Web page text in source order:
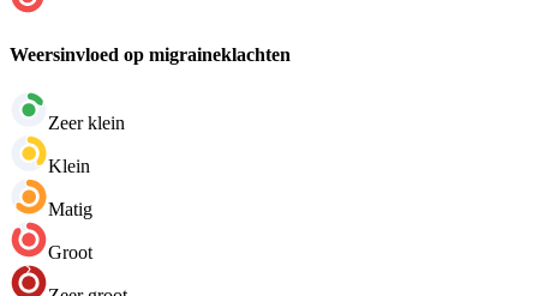
Weersinvloed op migraineklachten
Zeer klein
Klein
Matig
Groot